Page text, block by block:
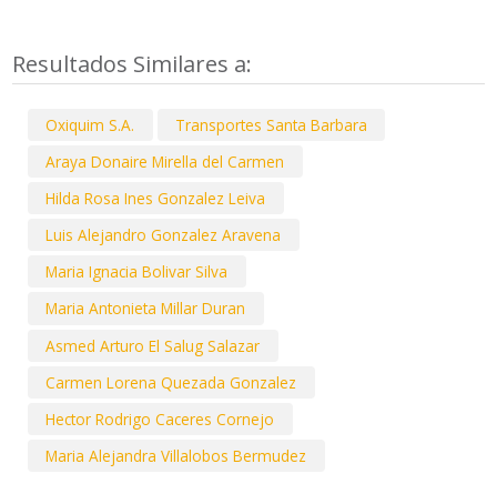
Resultados Similares a:
Oxiquim S.A.
Transportes Santa Barbara
Araya Donaire Mirella del Carmen
Hilda Rosa Ines Gonzalez Leiva
Luis Alejandro Gonzalez Aravena
Maria Ignacia Bolivar Silva
Maria Antonieta Millar Duran
Asmed Arturo El Salug Salazar
Carmen Lorena Quezada Gonzalez
Hector Rodrigo Caceres Cornejo
Maria Alejandra Villalobos Bermudez